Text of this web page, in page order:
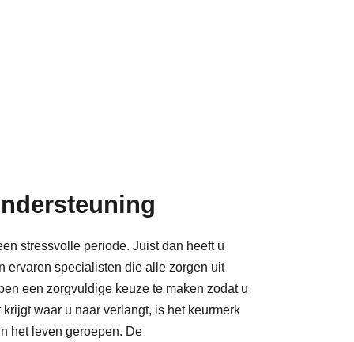
stressvolle periode. Juist dan heeft u
ervaren specialisten die alle zorgen uit
een zorgvuldige keuze te maken zodat u
waar u naar verlangt, is het keurmerk
het leven geroepen. De